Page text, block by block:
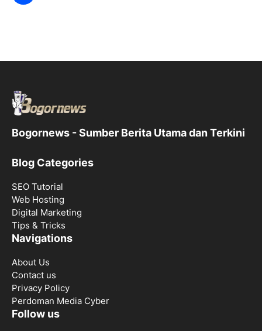
Bogornews - Sumber Berita Utama dan Terkini
Blog Categories
SEO Tutorial
Web Hosting
Digital Marketing
Tips & Tricks
Navigations
About Us
Contact us
Privacy Policy
Perdoman Media Cyber
Follow us